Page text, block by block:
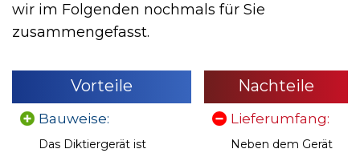
wir im Folgenden nochmals für Sie
zusammengefasst.
Vorteile
Bauweise:
Das Diktiergerät ist
Nachteile
Lieferumfang:
Neben dem Gerät